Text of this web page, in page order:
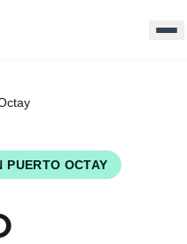
PUERTO OCTAY